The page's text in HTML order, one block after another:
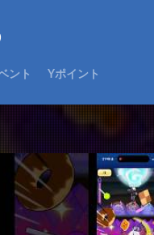
ント Yポイント